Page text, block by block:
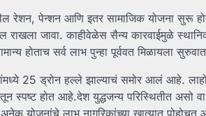
रेशन, पेन्शन आणि इतर सामाजिक योजना सुरू
जावा. काहीवेळेस सैन्य कारवाईमुळे
होताच सर्व लाभ पुन्हा पूर्ववत मिळायला
25 ड्रोन हल्ले झाल्याचं समोर आलं आहे.
स्पष्ट होत आहे.देश युद्धजन्य परिस्थितीत असो